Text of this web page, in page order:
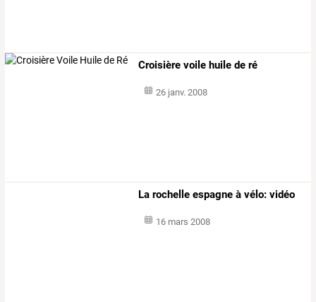
Croisière voile huile de ré
26 janv. 2008
La rochelle espagne à vélo: vidéo
16 mars 2008